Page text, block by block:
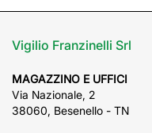
Vigilio Franzinelli Srl
MAGAZZINO E UFFICI
Via Nazionale, 2
38060, Besenello - TN